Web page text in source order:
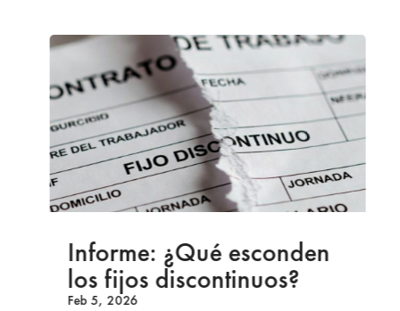
Informe: ¿Qué esconden
los fijos discontinuos?
Feb 5, 2026